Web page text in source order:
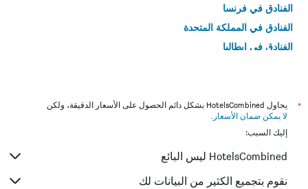
الفنادق في فرنسا
الفنادق في المملكة المتحدة
الفنادق في إيطاليا
*
يحاول HotelsCombined بشكل دائم الحصول على الأسعار الدقيقة، ولكن
لا يمكن ضمان الأسعار .
إليك السبب:
HotelsCombined ليس البائع
نقوم بتجميع الكثير من البيانات لك